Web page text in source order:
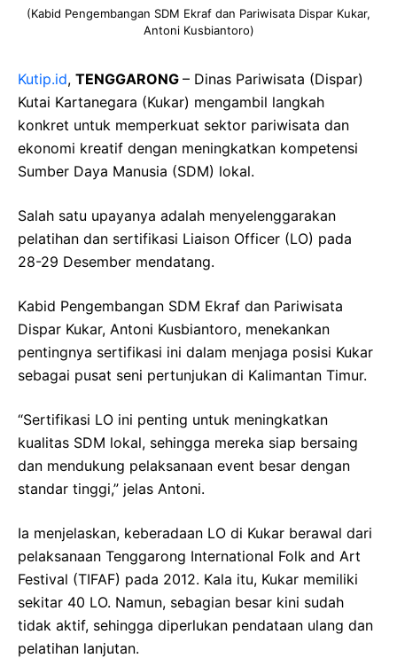
(Kabid Pengembangan SDM Ekraf dan Pariwisata Dispar Kukar,
Antoni Kusbiantoro)
Kutip.id, TENGGARONG – Dinas Pariwisata (Dispar)
Kutai Kartanegara (Kukar) mengambil langkah
konkret untuk memperkuat sektor pariwisata dan
ekonomi kreatif dengan meningkatkan kompetensi
Sumber Daya Manusia (SDM) lokal.
Salah satu upayanya adalah menyelenggarakan
pelatihan dan sertifikasi Liaison Officer (LO) pada
28-29 Desember mendatang.
Kabid Pengembangan SDM Ekraf dan Pariwisata
Dispar Kukar, Antoni Kusbiantoro, menekankan
pentingnya sertifikasi ini dalam menjaga posisi Kukar
sebagai pusat seni pertunjukan di Kalimantan Timur.
“Sertifikasi LO ini penting untuk meningkatkan
kualitas SDM lokal, sehingga mereka siap bersaing
dan mendukung pelaksanaan event besar dengan
standar tinggi,” jelas Antoni.
Ia menjelaskan, keberadaan LO di Kukar berawal dari
pelaksanaan Tenggarong International Folk and Art
Festival (TIFAF) pada 2012. Kala itu, Kukar memiliki
sekitar 40 LO. Namun, sebagian besar kini sudah
tidak aktif, sehingga diperlukan pendataan ulang dan
pelatihan lanjutan.